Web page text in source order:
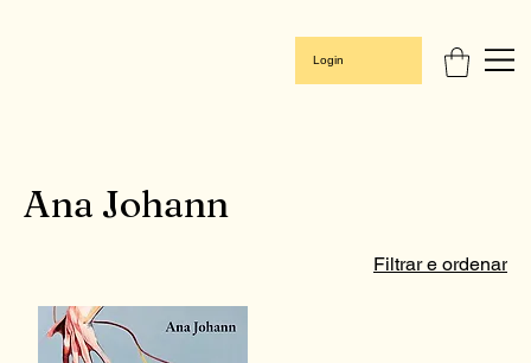
Login
Ana Johann
Filtrar e ordenar